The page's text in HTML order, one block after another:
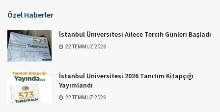
Özel Haberler
İstanbul Üniversitesi Ailece Tercih Günleri Başladı
22 TEMMUZ 2026
İstanbul Üniversitesi 2026 Tanıtım Kitapçığı
Yayımlandı
22 TEMMUZ 2026